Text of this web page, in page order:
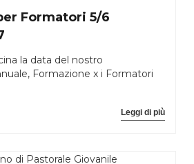
Formatori 5/6
la data del nostro
Formazione x i Formatori
Leggi di più